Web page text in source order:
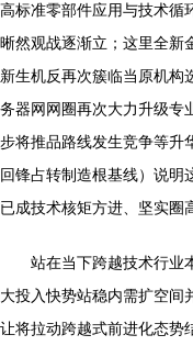
高标准零部件应用与技术循
晰然观战逐渐立；这里全新
新生机反再次簇临当原机构
务器网网圈再次大力升级
步将推品路线发生竞争等升
回锋占转制造根基线）说明
已成技术核矩方进、坚实圈
站在当下跨越技术行业
大投入快势站稳内需扩空间
让将拉动跨越式前进化态势